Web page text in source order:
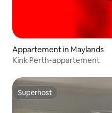
Appartement in Maylands
Kink Perth-appartement
Superhost
Superhost